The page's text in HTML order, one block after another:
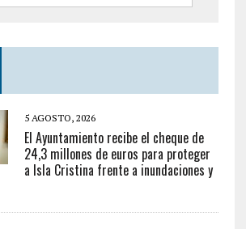
5 AGOSTO, 2026
El Ayuntamiento recibe el cheque de
24,3 millones de euros para proteger
a Isla Cristina frente a inundaciones y